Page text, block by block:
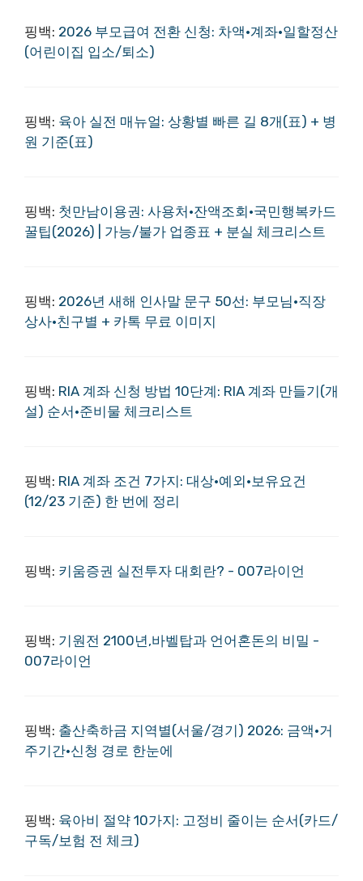
핑백: 2026 부모급여 전환 신청: 차액·계좌·일할정산
(어린이집 입소/퇴소)
핑백: 육아 실전 매뉴얼: 상황별 빠른 길 8개(표) + 병
원 기준(표)
핑백: 첫만남이용권: 사용처·잔액조회·국민행복카드
꿀팁(2026) | 가능/불가 업종표 + 분실 체크리스트
핑백: 2026년 새해 인사말 문구 50선: 부모님·직장
상사·친구별 + 카톡 무료 이미지
핑백: RIA 계좌 신청 방법 10단계: RIA 계좌 만들기(개
설) 순서·준비물 체크리스트
핑백: RIA 계좌 조건 7가지: 대상·예외·보유요건
(12/23 기준) 한 번에 정리
핑백: 키움증권 실전투자 대회란? - 007라이언
핑백: 기원전 2100년,바벨탑과 언어혼돈의 비밀 -
007라이언
핑백: 출산축하금 지역별(서울/경기) 2026: 금액·거
주기간·신청 경로 한눈에
핑백: 육아비 절약 10가지: 고정비 줄이는 순서(카드/
구독/보험 전 체크)